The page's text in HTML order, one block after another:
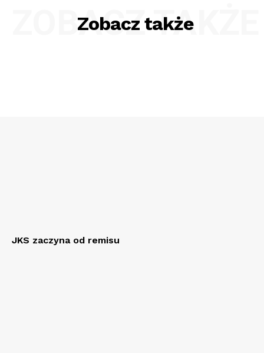
Zobacz także
ZOBACZ TAKŻE
JKS zaczyna od remisu